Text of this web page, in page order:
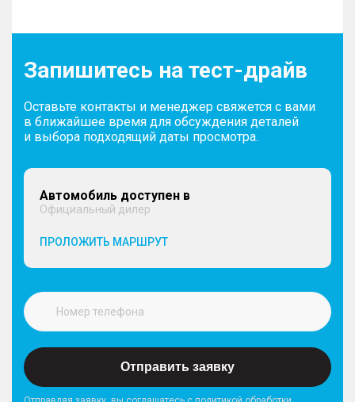
Запишитесь на тест-драйв
Оставьте контакты и менеджер свяжется с вами
в ближайшее время для обсуждения деталей
и выбора подходящий даты просмотра.
Автомобиль доступен в
Официальный дилер
ПРОЛОЖИТЬ МАРШРУТ
Отправить заявку